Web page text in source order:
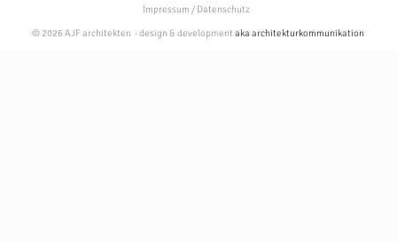
Impressum / Datenschutz
© 2026 AJF architekten · design & developmentaka architekturkommunikation